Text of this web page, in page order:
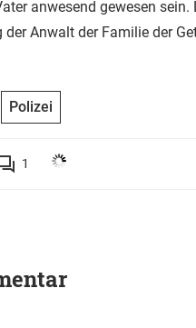
anwesend gewesen
Anwalt der Familie der
Polizei
1